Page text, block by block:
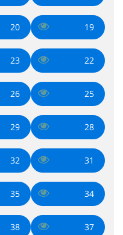
19
20
22
23
25
26
28
29
31
32
34
35
37
38